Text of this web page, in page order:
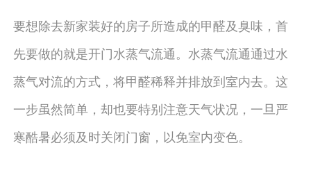
要想除去新家装好的房子所造成的甲醛及臭味，首
先要做的就是开门水蒸气流通。水蒸气流通通过水
蒸气对流的方式，将甲醛稀释并排放到室内去。这
一步虽然简单，却也要特别注意天气状况，一旦严
寒酷暑必须及时关闭门窗，以免室内变色。